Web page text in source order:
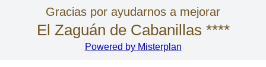
Gracias por ayudarnos a mejorar
El Zaguán de Cabanillas ****
Powered by Misterplan